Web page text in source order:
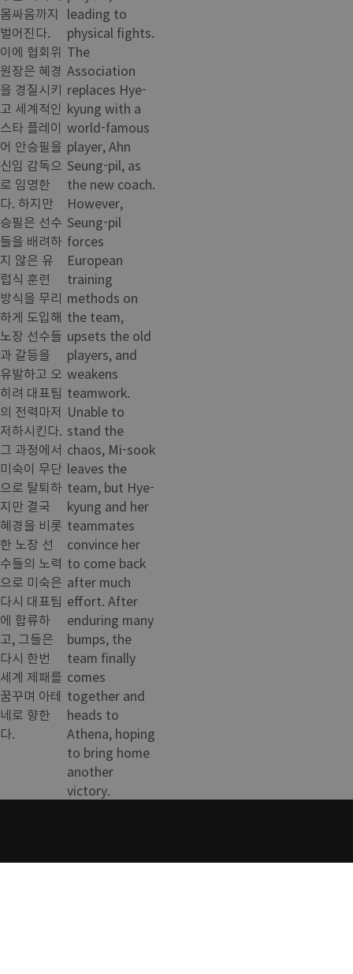
몸싸움까지
벌어진다.
이에 협회위
원장은 혜경
을 경질시키
고 세계적인
스타 플레이
어 안승필을
신임 감독으
로 임명한
다. 하지만
승필은 선수
들을 배려하
지 않은 유
럽식 훈련
방식을 무리
하게 도입해
노장 선수들
과 갈등을
유발하고 오
히려 대표팀
의 전력마저
저하시킨다.
그 과정에서
미숙이 무단
으로 탈퇴하
지만 결국
혜경을 비롯
한 노장 선
수들의 노력
으로 미숙은
다시 대표팀
에 합류하
고, 그들은
다시 한번
세계 제패를
꿈꾸며 아테
네로 향한
다.
leading to
physical fights.
The
Association
replaces Hye-
kyung with a
world-famous
player, Ahn
Seung-pil, as
the new coach.
However,
Seung-pil
forces
European
training
methods on
the team,
upsets the old
players, and
weakens
teamwork.
Unable to
stand the
chaos, Mi-sook
leaves the
team, but Hye-
kyung and her
teammates
convince her
to come back
after much
effort. After
enduring many
bumps, the
team finally
comes
together and
heads to
Athena, hoping
to bring home
another
victory.